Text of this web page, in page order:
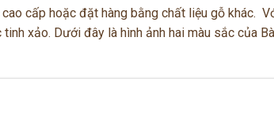
cấp hoặc đặt hàng bằng chất liệu gỗ khác.
xảo. Dưới đây là hình ảnh hai màu sắc của